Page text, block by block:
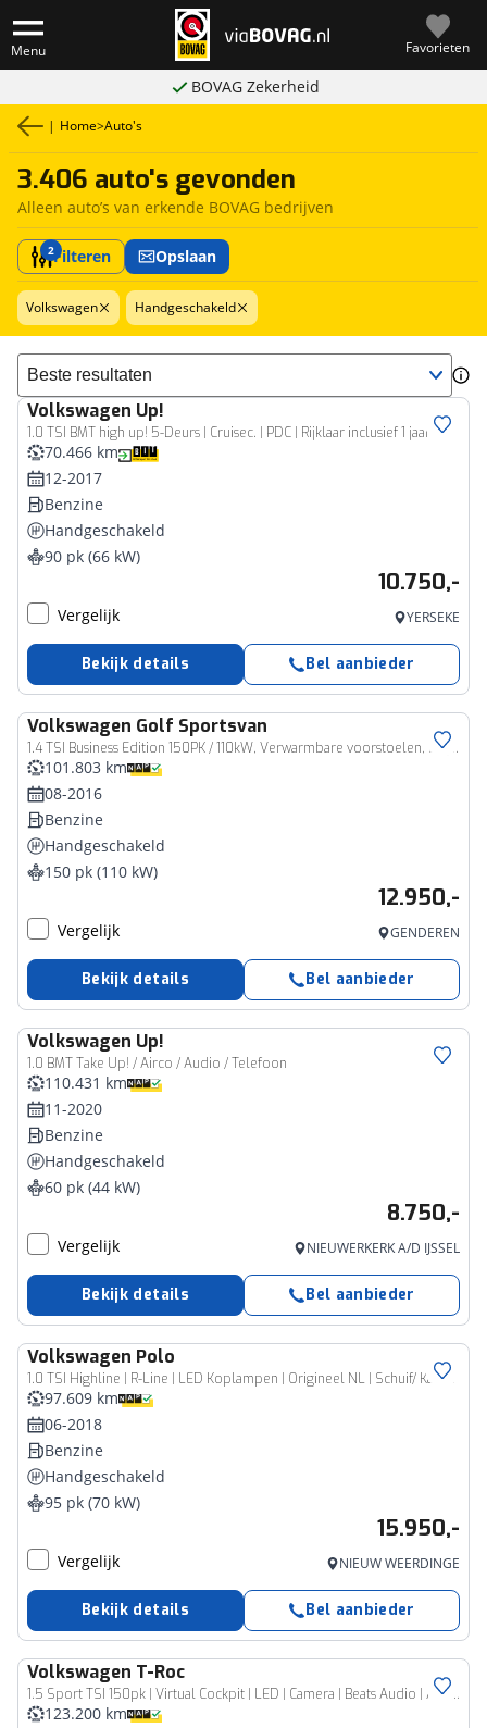
Menu Favorieten
BOVAG Zekerheid
| Home>Auto's
3.406 auto's gevonden
Alleen auto’s van erkende BOVAG bedrijven
2Filteren Opslaan
Volkswagen Handgeschakeld
Sorteer resultaten
Volkswagen Up!
1.0 TSI BMT high up! 5-Deurs | Cruisec. | PDC | Rijklaar inclusief 1 jaar BOVAG garantie!
70.466 km
12-2017
Benzine
Handgeschakeld
90 pk (66 kW)
10.750,-
Vergelijk YERSEKE
Bekijk details Bel aanbieder
Volkswagen Golf Sportsvan
1.4 TSI Business Edition 150PK / 110kW, Verwarmbare voorstoelen, ErgoActive bestuurdersstoel met massagefunctie, navigatie, Xenon verlichting, trekhaak, parkeersensoren voor en achter (PDC), multifunctioneel lederen stuurwiel, cruise control, elektrisch verstel-, verwarm- en inklapbare buitenspiegels, bluetooth telefoonvoorbereiding, 2-zone climatronic, reservewiel etc.
101.803 km
08-2016
Benzine
Handgeschakeld
150 pk (110 kW)
12.950,-
Vergelijk GENDEREN
Bekijk details Bel aanbieder
Volkswagen Up!
1.0 BMT Take Up! / Airco / Audio / Telefoon
110.431 km
11-2020
Benzine
Handgeschakeld
60 pk (44 kW)
8.750,-
Vergelijk NIEUWERKERK A/D IJSSEL
Bekijk details Bel aanbieder
Volkswagen Polo
1.0 TSI Highline | R-Line | LED Koplampen | Origineel NL | Schuif/ Kantel Panorama Dak | Virtual Cockpit | Adaptieve Cruise Control | Climate Control | Privacy Glas | Mistlampen | Parkeersensoren |
97.609 km
06-2018
Benzine
Handgeschakeld
95 pk (70 kW)
15.950,-
Vergelijk NIEUW WEERDINGE
Bekijk details Bel aanbieder
Volkswagen T-Roc
1.5 Sport TSI 150pk | Virtual Cockpit | LED | Camera | Beats Audio | ACC | Carplay | Navi
123.200 km